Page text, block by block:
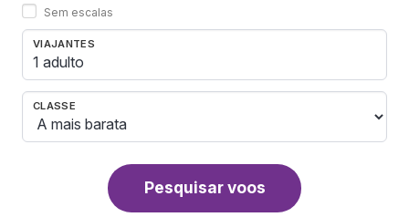
Sem escalas
VIAJANTES
1 adulto
CLASSE
Pesquisar voos